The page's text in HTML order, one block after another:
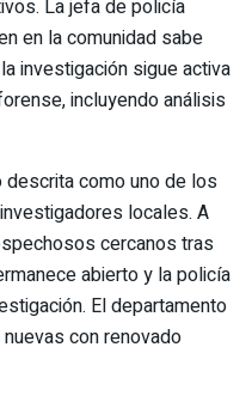
La jefa de policía
en la comunidad sabe
investigación sigue activa
incluyendo análisis
descrita como uno de los
locales. A
cercanos tras
abierto y la policía
El departamento
con renovado